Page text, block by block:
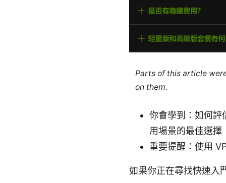
Parts of this article
on them.
你會學到：如何評
用場景的最佳選擇
重要提醒：使用
如果你正在尋找快速入